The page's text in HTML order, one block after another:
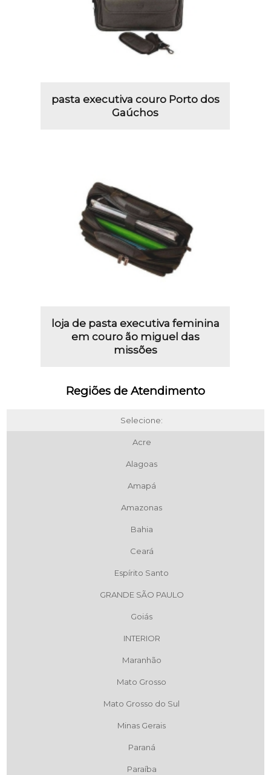
pasta executiva couro Porto dos
Gaúchos
loja de pasta executiva feminina
em couro ão miguel das
missões
Regiões de Atendimento
Selecione:
Acre
Alagoas
Amapá
Amazonas
Bahia
Ceará
Espírito Santo
GRANDE SÃO PAULO
Goiás
INTERIOR
Maranhão
Mato Grosso
Mato Grosso do Sul
Minas Gerais
Paraná
Paraíba